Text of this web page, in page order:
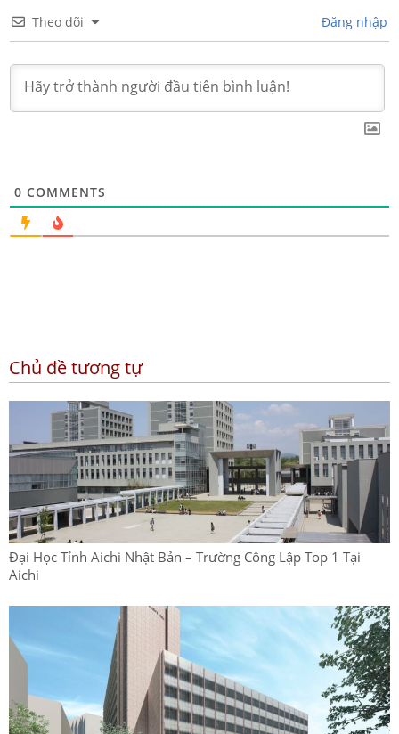
Theo dõi Đăng nhập
0 COMMENTS
Chủ đề tương tự
Đại Học Tỉnh Aichi Nhật Bản – Trường Công Lập Top 1 Tại
Aichi